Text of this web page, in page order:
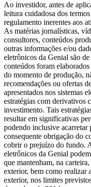
Ao investidor, antes de
leitura cuidadosa dos
regulamento inerentes aos
As matérias jornalísticas,
consultores, conteúdos
outras informações e/ou
eletrônicos da Genial são
conteúdos foram
do momento de produção,
recomendações ou ofertas
apresentados nos sistemas
estratégias com derivativos
investimento. Tais
resultar em significativas
podendo inclusive acarretar
consequente obrigação do
cobrir o prejuízo do fundo.
eletrônicos da Genial
que mantenham, na
exterior, bem como realizar
exterior, nos limites